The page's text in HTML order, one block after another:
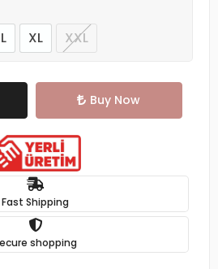
XXL
Fast Shipping